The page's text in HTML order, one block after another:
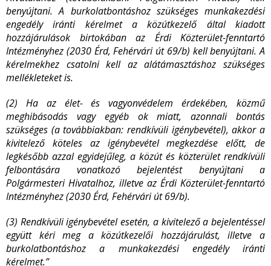
benyújtani. A burkolatbontáshoz szükséges munkakezdési
engedély iránti kérelmet a közútkezelő által kiadott
hozzájárulások birtokában az Érdi Közterület-fenntartó
Intézményhez (2030 Érd, Fehérvári út 69/b) kell benyújtani. A
kérelmekhez csatolni kell az alátámasztáshoz szükséges
mellékleteket is.
(2) Ha az élet- és vagyonvédelem érdekében, közmű
meghibásodás vagy egyéb ok miatt, azonnali bontás
szükséges (a továbbiakban: rendkívüli igénybevétel), akkor a
kivitelező köteles az igénybevétel megkezdése előtt, de
legkésőbb azzal egyidejűleg, a közút és közterület rendkívüli
felbontására vonatkozó bejelentést benyújtani a
Polgármesteri Hivatalhoz, illetve az Érdi Közterület-fenntartó
Intézményhez (2030 Érd, Fehérvári út 69/b).
(3) Rendkívüli igénybevétel esetén, a kivitelező a bejelentéssel
együtt kéri meg a közútkezelői hozzájárulást, illetve a
burkolatbontáshoz a munkakezdési engedély iránti
kérelmet.”